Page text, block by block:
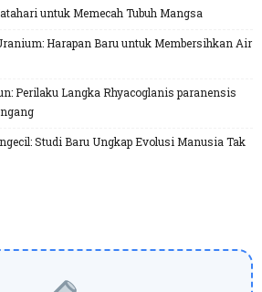
untuk Memecah Tubuh Mangsa
Harapan Baru untuk Membersihkan Air
Perilaku Langka Rhyacoglanis paranensis
Studi Baru Ungkap Evolusi Manusia Tak